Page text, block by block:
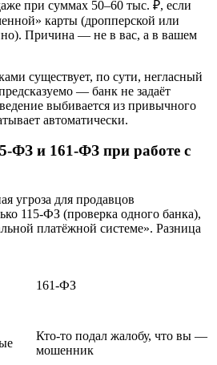
при суммах 50–60 тыс. ₽, если
карты (дропперской или
Причина — не в вас, а в вашем
существует, по сути, негласный
— банк не задаёт
выбивается из привычного
автоматически.
ФЗ и 161-ФЗ при работе с
угроза для продавцов
115-ФЗ (проверка одного банка),
платёжной системе». Разница
161-ФЗ
Кто-то подал жалобу, что вы —
мошенник